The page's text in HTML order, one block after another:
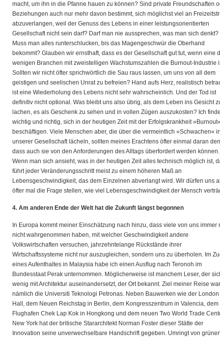
macht, um ihn in die Pfanne hauen zu können? Sind private Freundschaften
Beziehungen auch nur mehr davon bestimmt, sich möglichst viel an
abzuverlangen, weil der Genuss des Lebens in einer leistungsorientierten
Gesellschaft nicht sein darf? Darf man nie aussprechen, was man sich denkt?
Muss man alles runterschlucken, bis das Magengeschwür die Oberhand
bekommt? Glauben wir ernsthaft, dass es der Gesellschaft gut tut, wenn eine
wenigen Branchen mit zweistelligen Wachstumszahlen die Burnout-Industrie
Sollten wir nicht öfter sprichwörtlich die Sau raus lassen, um uns von all dem
geistigen und seelischen Unrat zu befreien? Hand aufs Herz, realistisch
ist eine Wiederholung des Lebens nicht sehr wahrscheinlich. Und der Tod ist
definitiv nicht optional. Was bleibt uns also übrig, als dem Leben ins Gesicht
lachen, es als Geschenk zu sehen und in vollen Zügen auszukosten? Ich
wichtig und richtig, sich in der heutigen Zeit mit der Erfolgskrankheit
beschäftigen. Viele Menschen aber, die über die vermeintlich »Schwachen«
unserer Gesellschaft lächeln, sollten meines Erachtens öfter einmal daran
dass auch sie von den Anforderungen des Alltags überfordert werden können.
Wenn man sich ansieht, was in der heutigen Zeit alles technisch möglich ist,
führt jeder Veränderungsschritt meist zu einem höheren Maß an
Lebensgeschwindigkeit, das dem Einzelnen abverlangt wird. Wir dürfen uns
öfter mal die Frage stellen, wie viel Lebensgeschwindigkeit der Mensch
4. Am anderen Ende der Welt hat die Zukunft längst begonnen
In Europa kommt meiner Einschätzung nach hinzu, dass viele von uns immer
nicht wahrgenommen haben, mit welcher Geschwindigkeit andere
Volkswirtschaften versuchen, jahrzehntelange Rückstände ihrer
Wirtschaftssysteme nicht nur auszugleichen, sondern uns zu überholen. Im
eines Aufenthaltes in Malaysia habe ich einen Ausflug nach Teronoh im
Bundesstaat Perak unternommen. Möglicherweise ist manchem Leser, der
wenig mit Architektur auseinandersetzt, der Ort bekannt. Ziel meiner Reise war
nämlich die Universiti Teknologi Petronas. Neben Bauwerken wie der London
Hall, dem Neuen Reichstag in Berlin, dem Kongresszentrum in Valencia, dem
Flughafen Chek Lap Kok in Hongkong und dem neuen Two World Trade
New York hat der britische Stararchitekt Norman Foster dieser Stätte der
Innovation seine unverwechselbare Handschrift gegeben. Umringt von